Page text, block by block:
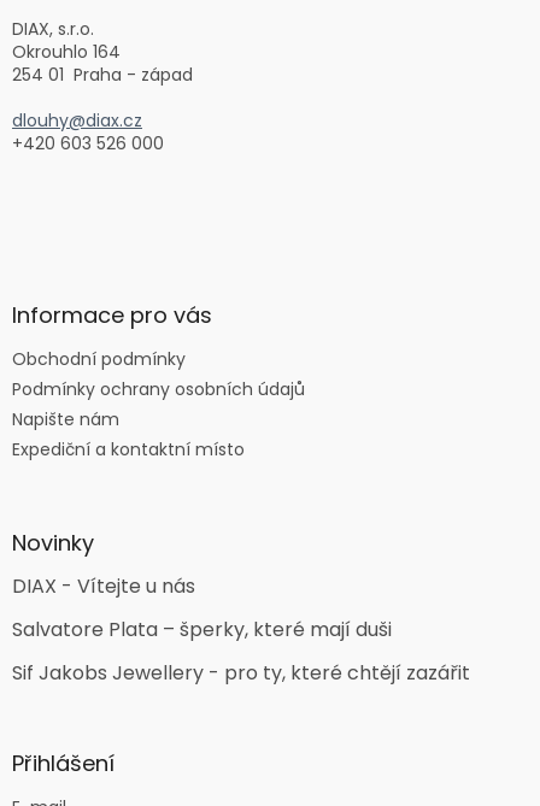
DIAX, s.r.o.
Okrouhlo 164
254 01 Praha - západ
dlouhy@diax.cz
+420 603 526 000
Informace pro vás
Obchodní podmínky
Podmínky ochrany osobních údajů
Napište nám
Expediční a kontaktní místo
Novinky
DIAX - Vítejte u nás
Salvatore Plata – šperky, které mají duši
Sif Jakobs Jewellery - pro ty, které chtějí zazářit
Přihlášení